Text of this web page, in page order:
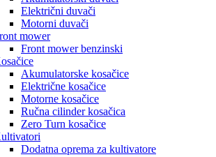
Električni duvači
Motorni duvači
mower
Front mower benzinski
Akumulatorske kosačice
Električne kosačice
Motorne kosačice
Ručna cilinder kosačica
Zero Turn kosačice
Dodatna oprema za kultivatore